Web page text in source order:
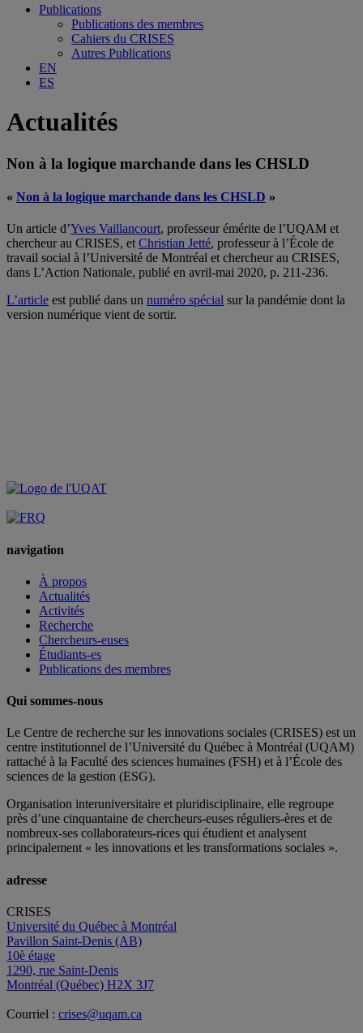
Publications
Publications des membres
Cahiers du CRISES
Autres Publications
EN
ES
Actualités
Non à la logique marchande dans les CHSLD
« Non à la logique marchande dans les CHSLD »
Un article d’Yves Vaillancourt, professeur émérite de l’UQAM et
chercheur au CRISES, etChristian Jetté, professeur à l’École de
travail social à l’Université de Montréal et chercheur au CRISES,
dans L’Action Nationale, publié en avril-mai 2020, p. 211-236.
L’article est publié dans un numéro spécial sur la pandémie dont la
version numérique vient de sortir.
navigation
À propos
Actualités
Activités
Recherche
Chercheurs-euses
Étudiants-es
Publications des membres
Qui sommes-nous
Le Centre de recherche sur les innovations sociales (CRISES) est un
centre institutionnel de l’Université du Québec à Montréal (UQAM)
rattaché à la Faculté des sciences humaines (FSH) et à l’École des
sciences de la gestion (ESG).
Organisation interuniversitaire et pluridisciplinaire, elle regroupe
près d’une cinquantaine de chercheurs-euses réguliers-ères et de
nombreux-ses collaborateurs-rices qui étudient et analysent
principalement « les innovations et les transformations sociales ».
adresse
CRISES
Université du Québec à Montréal
Pavillon Saint-Denis (AB)
10è étage
1290, rue Saint-Denis
Montréal (Québec) H2X 3J7
Courriel : crises@uqam.ca